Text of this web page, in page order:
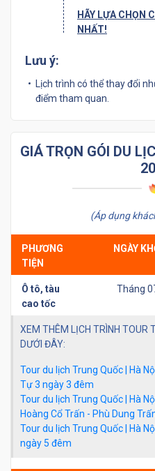
HÃY LỰA CHỌN
NHẤT!
Lưu ý:
Lịch trình có thể thay đổi
điểm tham quan.
GIÁ TRỌN GÓI DU
(Áp dụng
PHƯƠNG
TIỆN
NGÀY
Ô tô, tàu
cao tốc
Tháng
XEM THÊM LỊCH TRÌNH TOUR
DƯỚI ĐÂY:
Tour du lịch Trung Quốc | Hà
Tự 3 ngày 3 đêm
Tour du lịch Trung Quốc | Hà
Hoàng Cổ Trấn - Phù Dung
Tour du lịch Trung Quốc | Hà
ngày 5 đêm